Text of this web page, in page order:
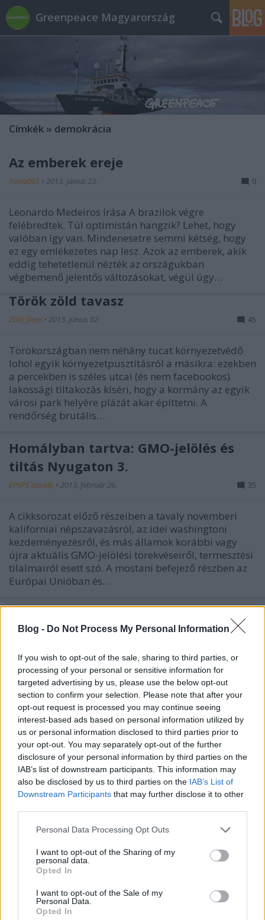
Blog - Do Not Process My Personal Information
If you wish to opt-out of the sale, sharing to third parties, or
processing of your personal or sensitive information for
targeted advertising by us, please use the below opt-out
section to confirm your selection. Please note that after your
opt-out request is processed you may continue seeing
interest-based ads based on personal information utilized by
us or personal information disclosed to third parties prior to
your opt-out. You may separately opt-out of the further
disclosure of your personal information by third parties on the
IAB’s list of downstream participants. This information may
also be disclosed by us to third parties on the IAB’s List of
Downstream Participants that may further disclose it to other
Please note that this website/app uses one or more Google
not limited to your visit or usage behaviour. You may click to
grant or deny consent to Google and its third-party tags to
use your data for below specified purposes in below Google
consent section.
Personal Data Processing Opt Outs
I want to opt-out of the Sharing of my
personal data.
Opted In
I want to opt-out of the Sale of my
Personal Data.
Opted In
Greenpeace Magyarország
Címkék » demokrácia
Az emberek ereje
Toma001 • 2013. június 23. 0
Leonardo Medeiros írása A brazilok végre
felébredtek. Túl optimistán hangzik? Lehet, hogy
valóban így van. Mindenesetre semmi kétség, hogy
ez egy emlékezetes nap lesz. Azok az emberek, akik
eddig tehetetlenül nézték az országukban
végbemenő jelentős változásokat, végül úgy…
Török zöld tavasz
Zöld_Dani • 2013. június 02. 45
Törökországban nem néhány tucat környezetvédő
lohol egyik környezetpusztításról a másikra: ezekben
a percekben is széles utcai (és nem facebookos)
lakossági tiltakozás kíséri, hogy a kormány az egyik
városi park helyére plázát akar építtetni. A
rendőrség brutális…
Homályban tartva: GMO-jelölés és
tiltás Nyugaton 3.
EPSPS (törölt) • 2013. február 26. 35
A cikksorozat előző részeiben a tavaly novemberi
kaliforniai népszavazásról, az idei washingtoni
kezdeményezésről, és más államok korábbi vagy
újra aktuális GMO-jelölési törekvéseiről, termesztési
tilalmairól esett szó. A mostani befejező részben az
Európai Unióban és…
Homályban tartva: GMO-jelölés és
tiltás Nyugaton 2.
Az előző részben beszámoltunk a Proposition 37-ről,
a 2012. novemberi kaliforniai népszavazás GMO-
jelölési pontjának kudarcáról. Majd azt vizsgáltuk
meg, mitől lehet eredményesebb az idén
novemberben valószínűleg megtartandó
washingtoni szavazás. Ebben a részben néhány…
Homályban tartva: GMO-jelölés és
tiltás Nyugaton 1.
A november 6-án megrendezett kaliforniai
népszavazás döntő jelentőségű esemény volt a
génmódosítás elleni civil küzdelemben. Még annak
tartalmazó élelmiszerek jelölését célul kitűző
Proposition 37 nem került…